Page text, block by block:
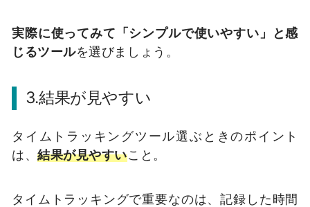
実際に使ってみて「シンプルで使いやすい」と感
じるツールを選びましょう。
3.結果が見やすい
タイムトラッキングツール選ぶときのポイント
は、結果が見やすいこと。
タイムトラッキングで重要なのは、記録した時間